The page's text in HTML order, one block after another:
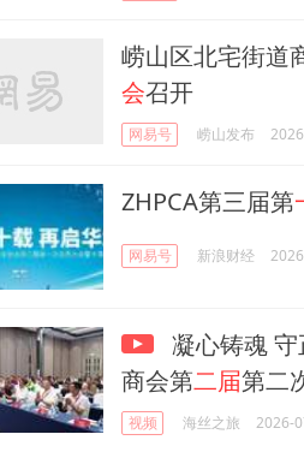
崂山区北宅街道
会召开
网易号 崂山发布
ZHPCA第三届第
网易号 新浪财经
凝心铸魂
商会第二届第二
视频 海丝之旅 2026-